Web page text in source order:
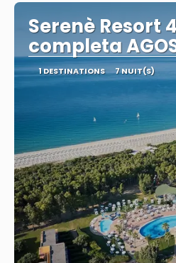
Serenè Resort
completa
1 DESTINATIONS 7 NUIT(S)